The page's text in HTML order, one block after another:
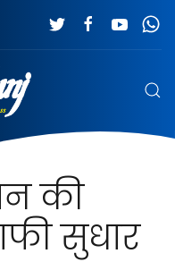
की
सुधार